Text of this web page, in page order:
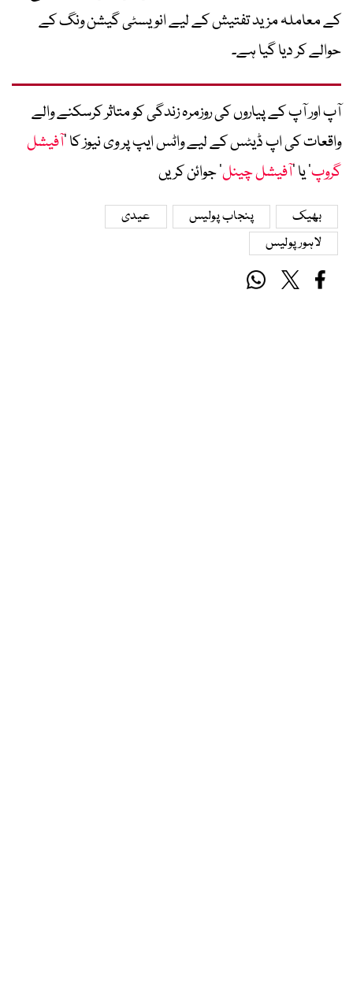
کے معاملہ مزید تفتیش کے لیے انویسٹی گیشن ونگ کے
حوالے کر دیا گیا ہے۔
آپ اور آپ کے پیاروں کی روزمرہ زندگی کو متاثر کرسکنے والے
واقعات کی اپ ڈیٹس کے لیے واٹس ایپ پر وی نیوز کا ’آفیشل
گروپ‘ یا ’آفیشل چینل‘ جوائن کریں
بھیک پنجاب پولیس
عیدی
لاہور پولیس